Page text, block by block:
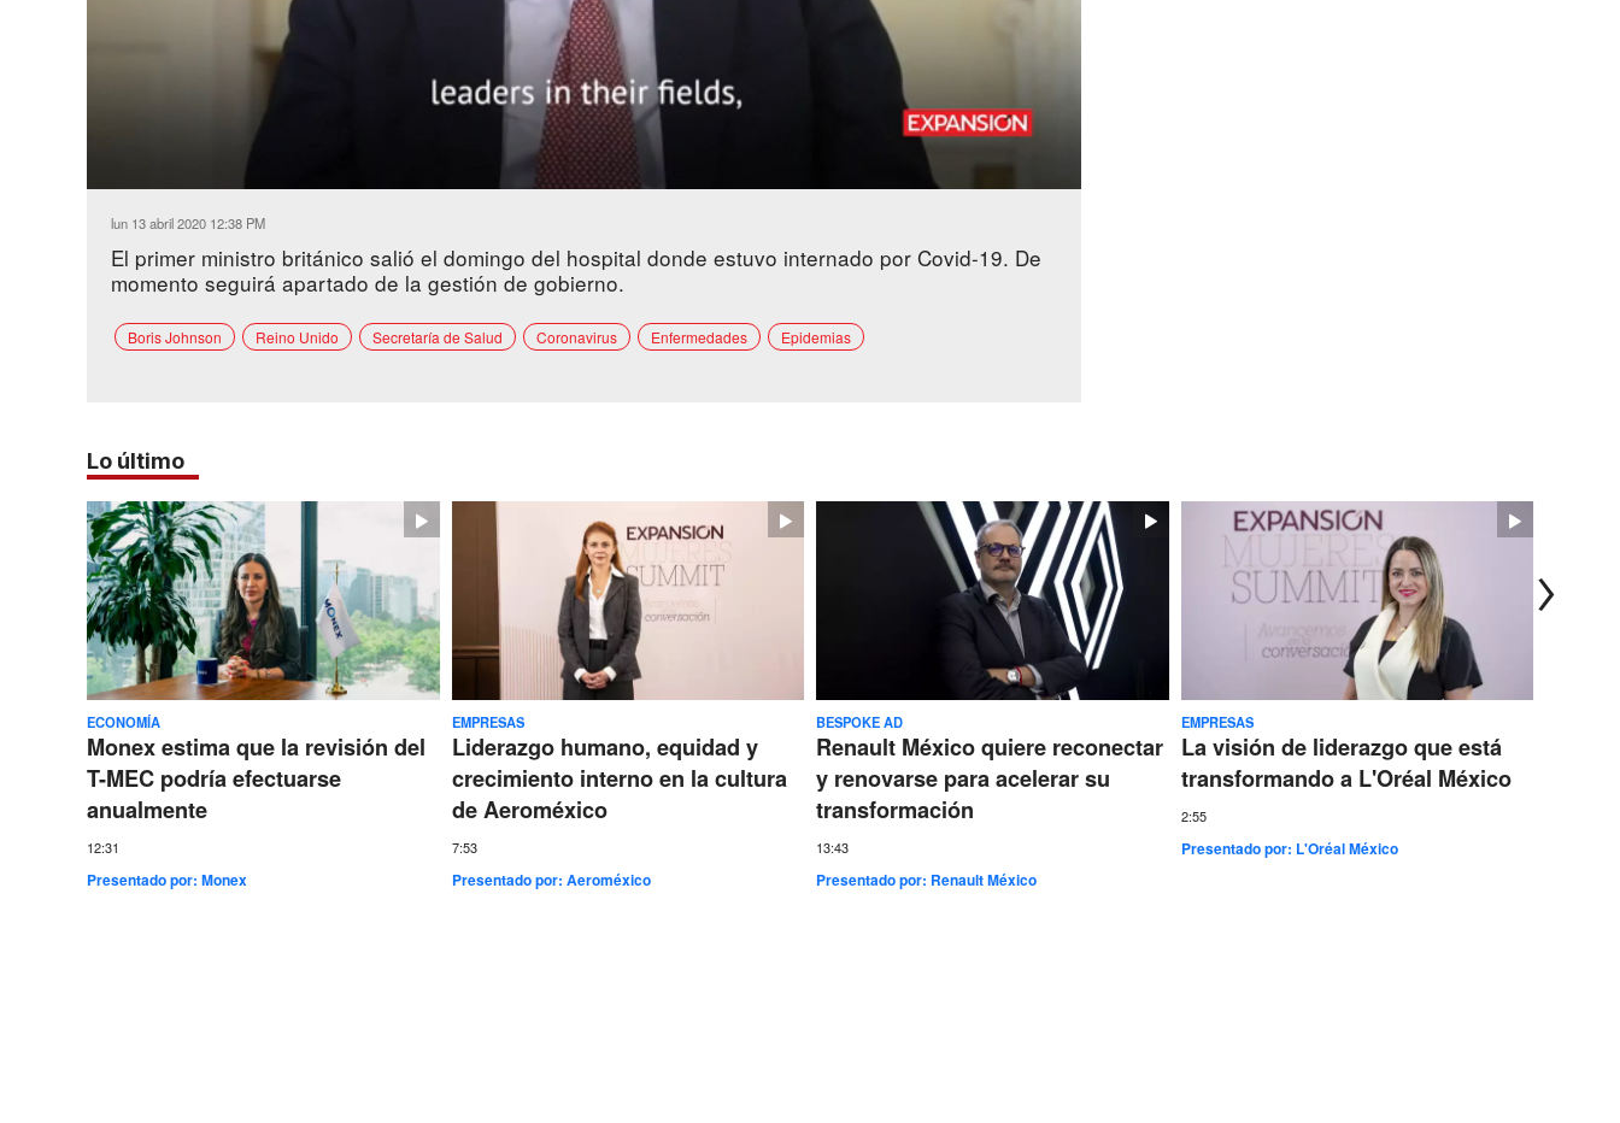
46.86%
lun 13 abril 2020 12:38 PM
El primer ministro británico salió el domingo del hospital donde estuvo internado por Covid-19. De
momento seguirá apartado de la gestión de gobierno.
Boris Johnson Reino Unido Secretaría de Salud Coronavirus Enfermedades Epidemias
Lo último
ECONOMÍA
Monex estima que la revisión del
T-MEC podría efectuarse
anualmente
12:31
Presentado por:Monex
EMPRESAS
Liderazgo humano, equidad y
crecimiento interno en la cultura
de Aeroméxico
7:53
Presentado por: Aeroméxico
BESPOKE AD
Renault México quiere reconectar
y renovarse para acelerar su
transformación
13:43
Presentado por: Renault México
EMPRESAS
La visión de liderazgo que está
transformando a L'Oréal México
2:55
Presentado por: L'Oréal México